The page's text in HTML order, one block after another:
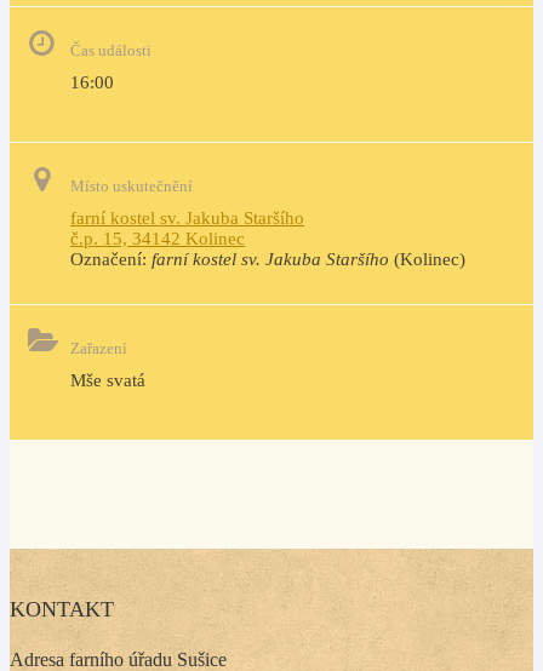
Čas události
16:00
Místo uskutečnění
farní kostel sv. Jakuba Staršího
č.p. 15, 34142 Kolinec
Označení: farní kostel sv. Jakuba Staršího (Kolinec)
Zařazení
Mše svatá
KONTAKT
Adresa farního úřadu Sušice